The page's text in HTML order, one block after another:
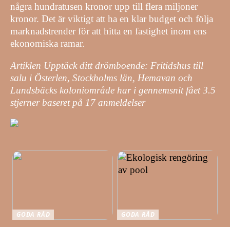
några hundratusen kronor upp till flera miljoner
kronor. Det är viktigt att ha en klar budget och följa
marknadstrender för att hitta en fastighet inom ens
ekonomiska ramar.
Artiklen Upptäck ditt drömboende: Fritidshus till
salu i Österlen, Stockholms län, Hemavan och
Lundsbäcks koloniområde har i gennemsnit fået3.5
stjerner baseret på 17 anmeldelser
GODA RÅD GODA RÅD